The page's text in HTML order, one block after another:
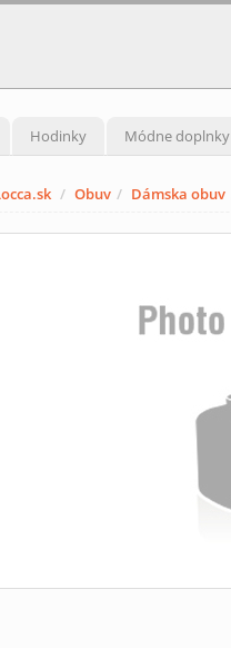
Hodinky Módne doplnky
Obuv Dámska obuv